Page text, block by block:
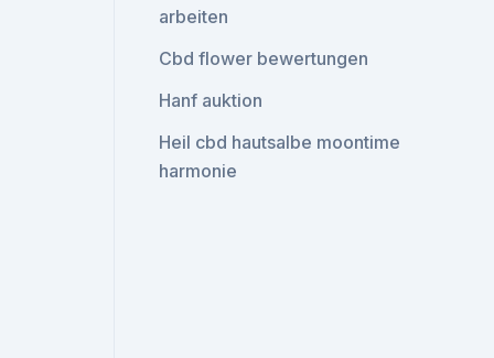
arbeiten
Cbd flower bewertungen
Hanf auktion
Heil cbd hautsalbe moontime
harmonie